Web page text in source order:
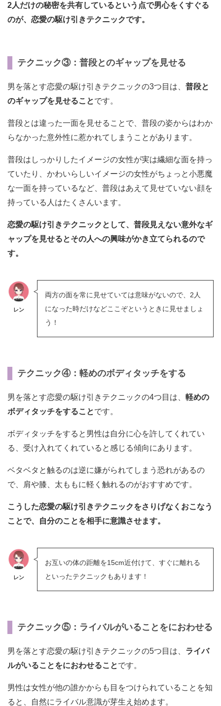
2人だけの秘密を共有しているという点で男心をくすぐる
のが、恋愛の駆け引きテクニックです。
テクニック③：普段とのギャップを見せる
男を落とす恋愛の駆け引きテクニックの3つ目は、 普段と
のギャップを見せることです。
普段とは違った一面を見せることで、普段の姿からはわか
らなかった意外性に惹かれてしまうことがあります。
普段はしっかりしたイメージの女性が実は繊細な面を持っ
ていたり、かわいらしいイメージの女性がちょっと小悪魔
な一面を持っているなど、普段はあえて見せていない顔を
持っている人はたくさんいます。
恋愛の駆け引きテクニックとして、普段見えない意外なギ
ャップを見せるとその人への興味がかき立てられるので
す。
レン
両方の面を常に見せていては意味がないので、2人
になった時だけなどここぞというときに見せましょ
う！
テクニック④：軽めのボディタッチをする
男を落とす恋愛の駆け引きテクニックの4つ目は、 軽めの
ボディタッチをすることです。
ボディタッチをすると男性は自分に心を許してくれてい
る、受け入れてくれていると感じる傾向にあります。
ベタベタと触るのは逆に嫌がられてしまう恐れがあるの
で、肩や膝、太ももに軽く触れるのがおすすめです。
こうした恋愛の駆け引きテクニックをさりげなくおこなう
ことで、自分のことを相手に意識させます。
レン
お互いの体の距離を15cm近付けて、すぐに離れる
といったテクニックもあります！
テクニック⑤：ライバルがいることをにおわせる
男を落とす恋愛の駆け引きテクニックの5つ目は、 ライバ
ルがいることをにおわせることです。
男性は女性が他の誰かからも目をつけられていることを知
ると、自然にライバル意識が芽生え始めます。